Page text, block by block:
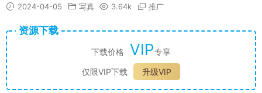
2024-04-05 写真 3.64k 推广
资源下载
下载价格 VIP专享
仅限VIP下载
升级VIP